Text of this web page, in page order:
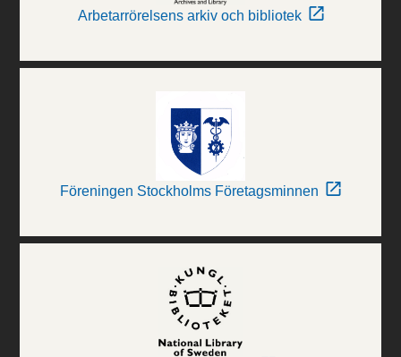
Arbetarrörelsens arkiv och bibliotek
Föreningen Stockholms Företagsminnen